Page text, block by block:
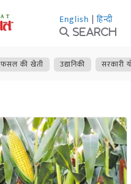
English | हिन्दी
Search
फसल की खेती उद्यानिकी सरकारी